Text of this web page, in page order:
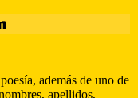
además de uno de
apellidos,